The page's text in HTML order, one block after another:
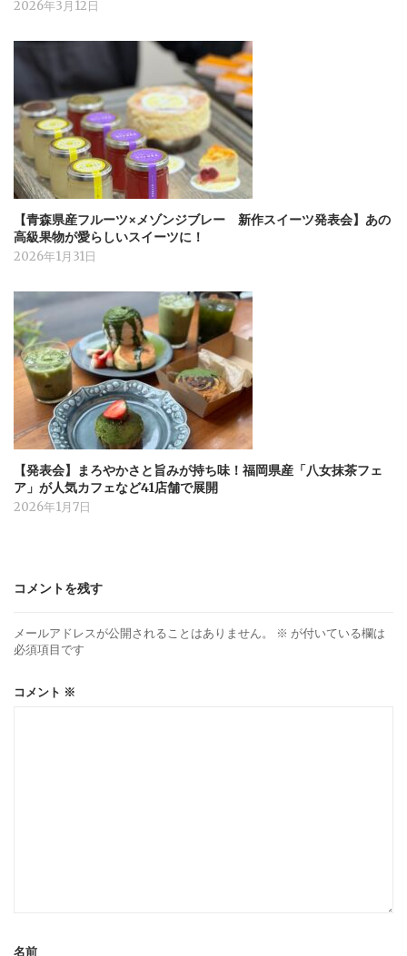
2026年3月12日
【青森県産フルーツ×メゾンジブレー 新作スイーツ発表会】あの
高級果物が愛らしいスイーツに！
2026年1月31日
【発表会】まろやかさと旨みが持ち味！福岡県産「八女抹茶フェ
ア」が人気カフェなど41店舗で展開
2026年1月7日
コメントを残す
メールアドレスが公開されることはありません。 ※ が付いている欄は
必須項目です
コメント ※
名前